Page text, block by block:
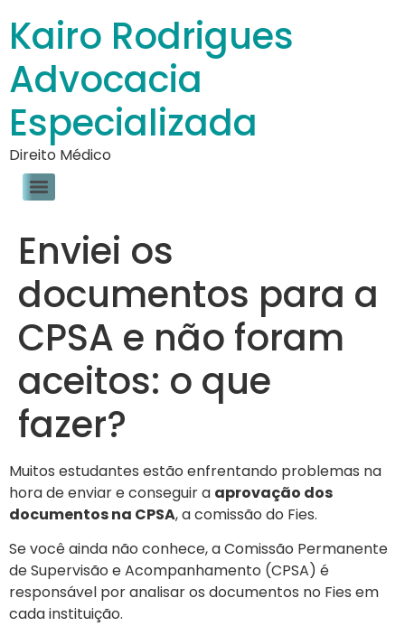
Kairo Rodrigues
Advocacia
Especializada
Direito Médico
Enviei os
documentos para a
CPSA e não foram
aceitos: o que
fazer?
Muitos estudantes estão enfrentando problemas na
hora de enviar e conseguir a aprovação dos
documentos na CPSA, a comissão do Fies.
Se você ainda não conhece, a Comissão Permanente
de Supervisão e Acompanhamento (CPSA) é
responsável por analisar os documentos no Fies em
cada instituição.